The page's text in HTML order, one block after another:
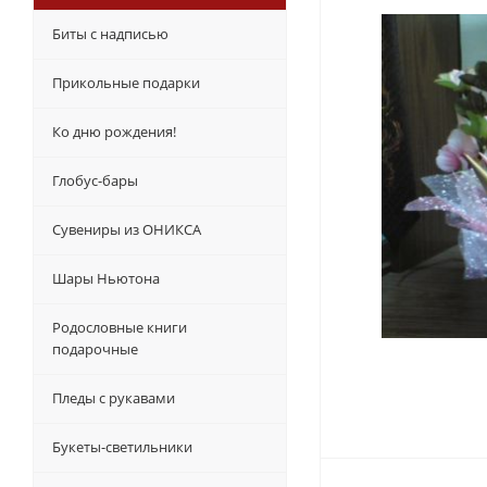
Биты с надписью
Прикольные подарки
Ко дню рождения!
Глобус-бары
Сувениры из ОНИКСА
Шары Ньютона
Родословные книги
подарочные
Пледы с рукавами
Букеты-светильники